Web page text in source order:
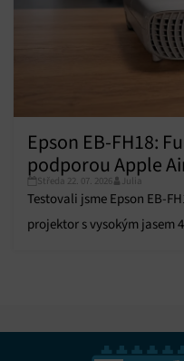
Epson EB-FH18:
podporou Apple
Středa 22. 07. 2026 Julia
Testovali jsme Epson EB-
projektor s vysokým jasem